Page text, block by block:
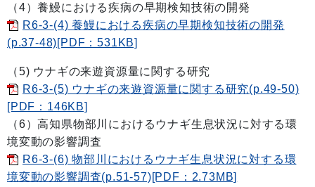
（4）養鰻における疾病の早期検知技術の開発
R6-3-(4) 養鰻における疾病の早期検知技術の開発
(p.37-48)[PDF：531KB]
（5) ウナギの来遊資源量に関する研究
R6-3-(5) ウナギの来遊資源量に関する研究(p.49-50)
[PDF：146KB]
（6）高知県物部川におけるウナギ生息状況に対する環
境変動の影響調査
R6-3-(6) 物部川におけるウナギ生息状況に対する環
境変動の影響調査(p.51-57)[PDF：2.73MB]